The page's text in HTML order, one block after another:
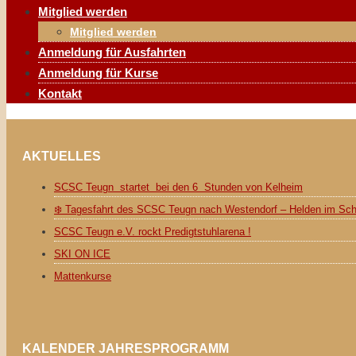
Mitglied werden
Mitglied werden
Anmeldung für Ausfahrten
Anmeldung für Kurse
Kontakt
AKTUELLES
SCSC Teugn startet bei den 6 Stunden von Kelheim
❄️ Tagesfahrt des SCSC Teugn nach Westendorf – Helden im
SCSC Teugn e.V. rockt Predigtstuhlarena !
SKI ON ICE
Mattenkurse
KALENDER JAHRESPROGRAMM